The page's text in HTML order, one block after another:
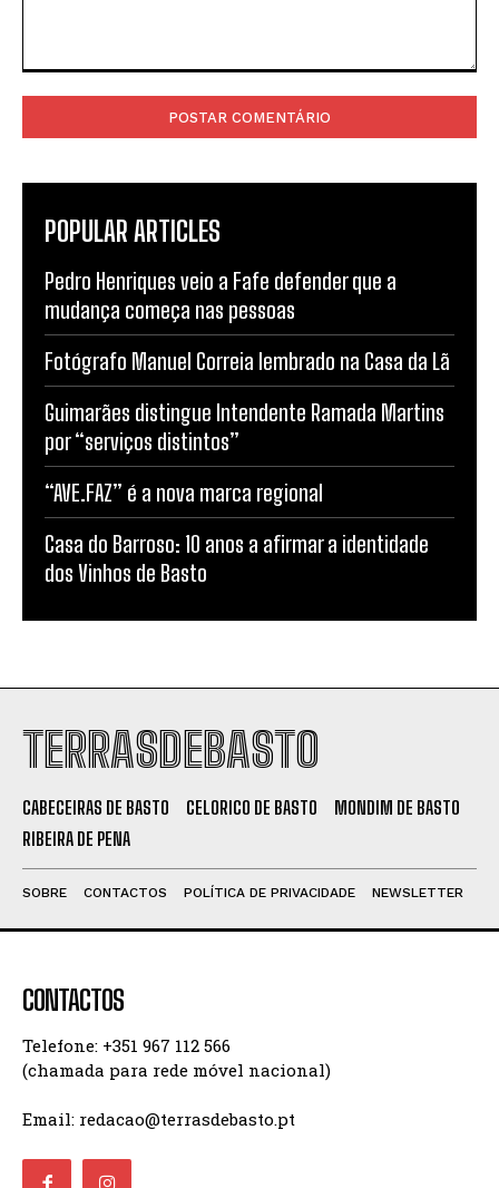
POPULAR ARTICLES
Pedro Henriques veio a Fafe defender que a
mudança começa nas pessoas
Fotógrafo Manuel Correia lembrado na Casa da Lã
Guimarães distingue Intendente Ramada Martins
por “serviços distintos”
“AVE.FAZ” é a nova marca regional
Casa do Barroso: 10 anos a afirmar a identidade
dos Vinhos de Basto
TERRASDEBASTO
CABECEIRAS DE BASTO CELORICO DE BASTO
MONDIM DE BASTO
RIBEIRA DE PENA
SOBRE CONTACTOS POLÍTICA DE PRIVACIDADE NEWSLETTER
CONTACTOS
Telefone: +351 967 112 566
(chamada para rede móvel nacional)
Email: redacao@terrasdebasto.pt